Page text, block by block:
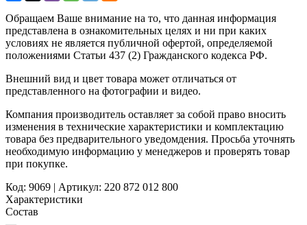
Обращаем Ваше внимание на то, что данная информация
представлена в ознакомительных целях и ни при каких
условиях не является публичной офертой, определяемой
положениями Статьи 437 (2) Гражданского кодекса РФ.
Внешний вид и цвет товара может отличаться от
представленного на фотографии и видео.
Компания производитель оставляет за собой право вносить
изменения в технические характеристики и комплектацию
товара без предварительного уведомдения. Просьба уточнять
необходимую информацию у менеджеров и проверять товар
при покупке.
Код: 9069 | Артикул: 220 872 012 800
Характеристики
Состав